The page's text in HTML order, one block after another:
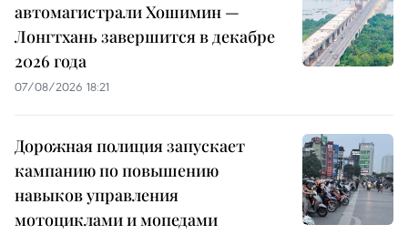
автомагистрали Хошимин —
Лонгтхань завершится в декабре
2026 года
07/08/2026 18:21
Дорожная полиция запускает
кампанию по повышению
навыков управления
мотоциклами и мопедами